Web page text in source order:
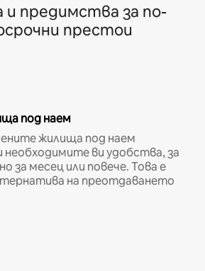
и предимства за по-
престои
под наем
жилища под наем
необходимите ви удобства, за
за месец или повече. Това е
на преотдаването